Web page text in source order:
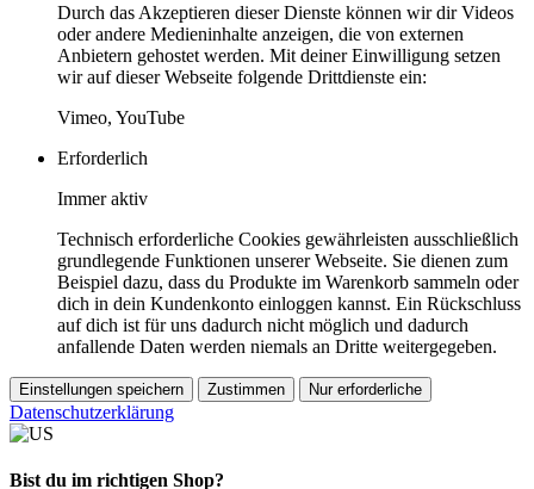
Durch das Akzeptieren dieser Dienste können wir dir Videos
oder andere Medieninhalte anzeigen, die von externen
Anbietern gehostet werden. Mit deiner Einwilligung setzen
wir auf dieser Webseite folgende Drittdienste ein:
Vimeo, YouTube
Erforderlich
Immer aktiv
Technisch erforderliche Cookies gewährleisten ausschließlich
grundlegende Funktionen unserer Webseite. Sie dienen zum
Beispiel dazu, dass du Produkte im Warenkorb sammeln oder
dich in dein Kundenkonto einloggen kannst. Ein Rückschluss
auf dich ist für uns dadurch nicht möglich und dadurch
anfallende Daten werden niemals an Dritte weitergegeben.
Einstellungen speichern Zustimmen Nur erforderliche
Datenschutzerklärung
Bist du im richtigen Shop?